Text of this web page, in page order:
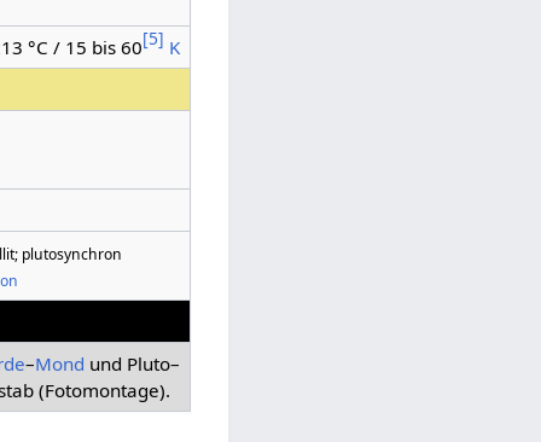
°C / 15 bis 60[5] K
plutosynchron
–Mond und Pluto–
(Fotomontage).